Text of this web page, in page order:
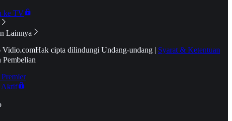
ke TV
Lainnya
Vidio.comHak cipta dilindungi Undang-undang | Syarat & Ketentuan
Pembelian
Aktif